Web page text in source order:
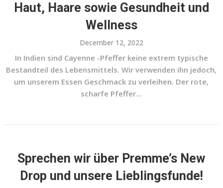
Haut, Haare sowie Gesundheit und
Wellness
December 12, 2022
In Indien sind Cayenne -Pfeffer keine extrem typische
Bestandteil des Lebensmittels. Wir verwenden ihn jedoch,
um unserem Essen Geschmack zu verleihen. Der rote,
scharfe Pfeffer...
Sprechen wir über Premme’s New
Drop und unsere Lieblingsfunde!